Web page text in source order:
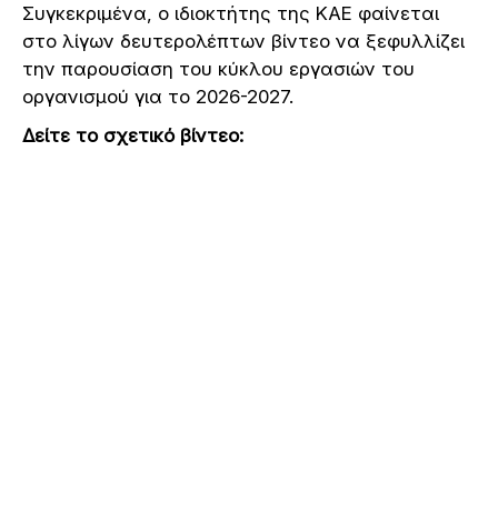
Συγκεκριμένα, ο ιδιοκτήτης της ΚΑΕ φαίνεται
στο λίγων δευτερολέπτων βίντεο να ξεφυλλίζει
την παρουσίαση του κύκλου εργασιών του
οργανισμού για το 2026-2027.
Δείτε το σχετικό βίντεο: